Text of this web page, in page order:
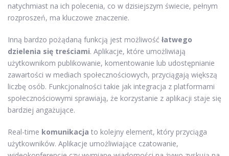
natychmiast na ich polecenia, co w dzisiejszym świecie, pełnym
rozproszeń, ma kluczowe znaczenie.
Inną bardzo pożądaną funkcją jest możliwość łatwego
dzielenia się treściami. Aplikacje, które umożliwiają
użytkownikom publikowanie, komentowanie lub udostępnianie
zawartości w mediach społecznościowych, przyciągają większą
liczbę osób. Funkcjonalności takie jak integracja z platformami
społecznościowymi sprawiają, że korzystanie z aplikacji staje się
bardziej angażujące.
Real-time komunikacja to kolejny element, który przyciąga
użytkowników. Aplikacje umożliwiające czatowanie,